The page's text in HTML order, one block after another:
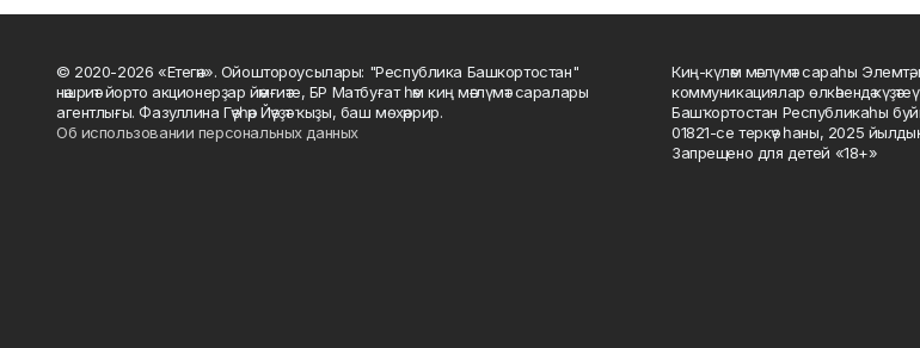
© 2020-2026 «Етегән». Ойоштороусылары: "Республика Башкортостан"
нәшриәт йорто акционерҙар йәмғиәте, БР Матбуғат һәм киң мәғлүмәт саралары
агентлығы. Фазуллина Гәүһәр Йәүҙәт ҡыҙы, баш мөхәррир.
Об использовании персональных данных
Киң-күләм мәғлүмәт сараһы
коммуникациялар өлкәһендә
Башҡортостан Республикаһы
01821-се теркәү һаны, 2025
Запрещено для детей «18+»